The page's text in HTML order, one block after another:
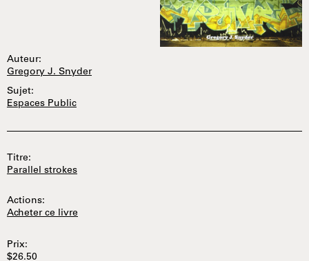
Auteur:
Gregory J. Snyder
Sujet:
Espaces Public
Titre:
Parallel strokes
Actions:
Acheter ce livre
Prix:
$26.50